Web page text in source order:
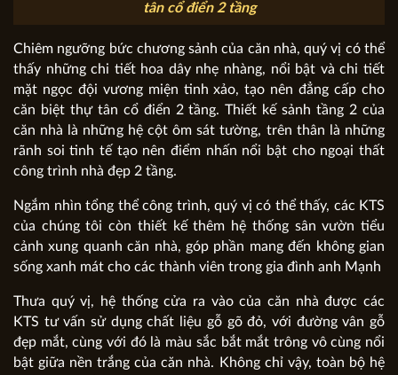
tân cổ điển 2 tầng
Chiêm ngưỡng bức chương sảnh của căn nhà, quý vị có thể
thấy những chi tiết hoa dây nhẹ nhàng, nổi bật và chi tiết
mặt ngọc đội vương miện tinh xảo, tạo nên đẳng cấp cho
căn biệt thự tân cổ điển 2 tầng. Thiết kế sảnh tầng 2 của
căn nhà là những hệ cột ôm sát tường, trên thân là những
rãnh soi tinh tế tạo nên điểm nhấn nổi bật cho ngoại thất
công trình nhà đẹp 2 tầng.
Ngắm nhìn tổng thể công trình, quý vị có thể thấy, các KTS
của chúng tôi còn thiết kế thêm hệ thống sân vườn tiểu
cảnh xung quanh căn nhà, góp phần mang đến không gian
sống xanh mát cho các thành viên trong gia đình anh Mạnh
Thưa quý vị, hệ thống cửa ra vào của căn nhà được các
KTS tư vấn sử dụng chất liệu gỗ gõ đỏ, với đường vân gỗ
đẹp mắt, cùng với đó là màu sắc bắt mắt trông vô cùng nổi
bật giữa nền trắng của căn nhà. Không chỉ vậy, toàn bộ hệ